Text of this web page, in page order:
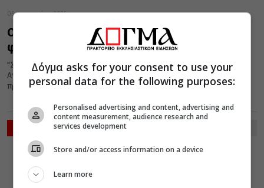
05 Ιανουαρίου 2016
O Δημητριάδος Ιγνάτιος: “Αποστολή μας να
φανερώνουμε την αγάπη ως κοινωνία”
"Σήμερα, στον Ιορδάνη μας αποκαλύπτεται η προσκύνηση της
Αγίας Τριάδος. Ας μην περιοριστούμε μόνο στη λατρευτική
προσκύνηση. Ας μην...
ΡΟΗ ΕΙΔΗΣΕΩΝ
ΔΙΑΛΟΓΟΣ
Δόγμα asks for your consent to use your
personal data for the following purposes:
Personalised advertising and content, advertising and
content measurement, audience research and
services development
Store and/or access information on a device
Learn more